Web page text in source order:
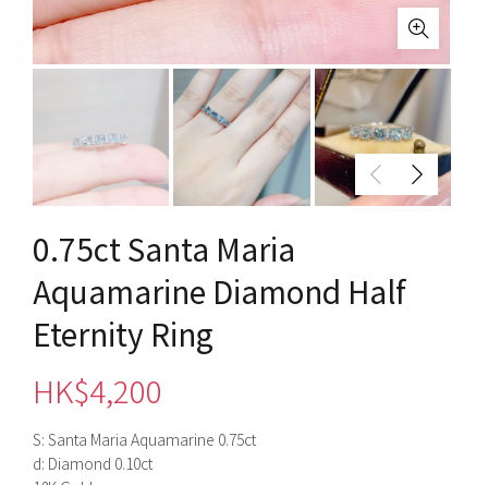
0.75ct Santa Maria
Aquamarine Diamond Half
Eternity Ring
HK$4,200
S: Santa Maria Aquamarine 0.75ct
d: Diamond 0.10ct